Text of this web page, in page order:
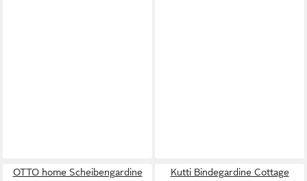
OTTO home Scheibengardine Kutti Bindegardine Cottage